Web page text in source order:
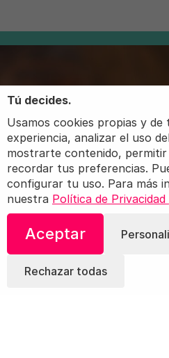
Tú decides.
Usamos cookies propias y
experiencia, analizar el uso
mostrarte contenido,
recordar tus preferencias.
configurar tu uso. Para más
nuestra Política de Privacidad
Aceptar
Rechazar todas